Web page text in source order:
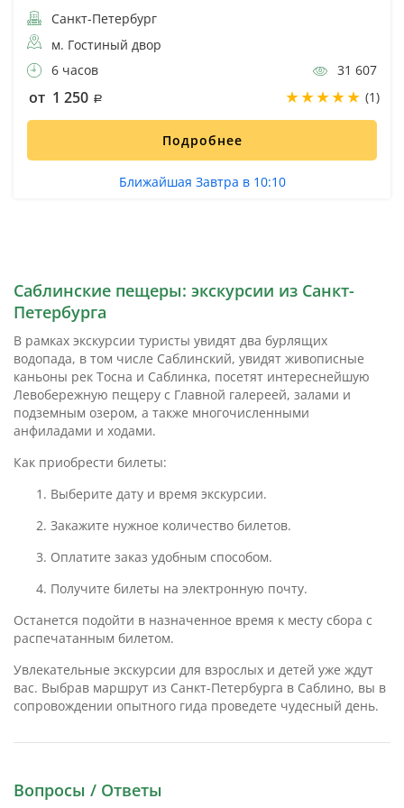
Санкт-Петербург
м. Гостиный двор
6 часов
31 607
от 1 250 (1)
Подробнее
Ближайшая Завтра в 10:10
Саблинские пещеры: экскурсии из Санкт-
Петербурга
В рамках экскурсии туристы увидят два бурлящих
водопада, в том числе Саблинский, увидят живописные
каньоны рек Тосна и Саблинка, посетят интереснейшую
Левобережную пещеру с Главной галереей, залами и
подземным озером, а также многочисленными
анфиладами и ходами.
Как приобрести билеты:
1. Выберите дату и время экскурсии.
2. Закажите нужное количество билетов.
3. Оплатите заказ удобным способом.
4. Получите билеты на электронную почту.
Останется подойти в назначенное время к месту сбора с
распечатанным билетом.
Увлекательные экскурсии для взрослых и детей уже ждут
вас. Выбрав маршрут из Санкт-Петербурга в Саблино, вы в
сопровождении опытного гида проведете чудесный день.
Вопросы / Ответы